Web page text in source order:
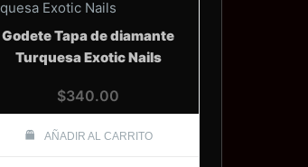
Godete Tapa de diamante
Turquesa Exotic Nails
$340.00
AÑADIR AL CARRITO